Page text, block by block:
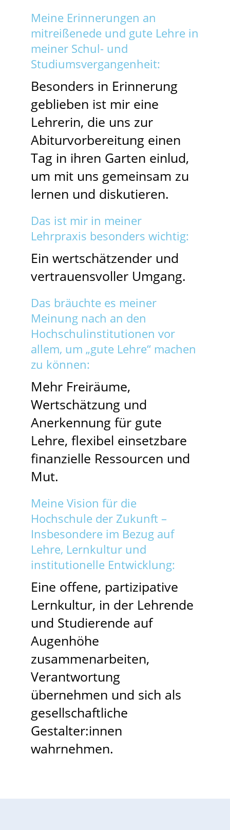
Meine Erinnerungen an
mitreißenede und gute Lehre in
meiner Schul- und
Studiumsvergangenheit:
Besonders in Erinnerung
geblieben ist mir eine
Lehrerin, die uns zur
Abiturvorbereitung einen
Tag in ihren Garten einlud,
um mit uns gemeinsam zu
lernen und diskutieren.
Das ist mir in meiner
Lehrpraxis besonders wichtig:
Ein wertschätzender und
vertrauensvoller Umgang.
Das bräuchte es meiner
Meinung nach an den
Hochschulinstitutionen vor
allem, um „gute Lehre“ machen
zu können:
Mehr Freiräume,
Wertschätzung und
Anerkennung für gute
Lehre, flexibel einsetzbare
finanzielle Ressourcen und
Mut.
Meine Vision für die
Hochschule der Zukunft –
Insbesondere im Bezug auf
Lehre, Lernkultur und
institutionelle Entwicklung:
Eine offene, partizipative
Lernkultur, in der Lehrende
und Studierende auf
Augenhöhe
zusammenarbeiten,
Verantwortung
übernehmen und sich als
gesellschaftliche
Gestalter:innen
wahrnehmen.